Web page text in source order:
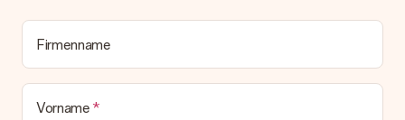
zeitgleich mit der Bestätigungsmail und kannst sie jederzeit in
deinem MySurprise Account einsehen. Du kannst das
Firmenname
Vorname